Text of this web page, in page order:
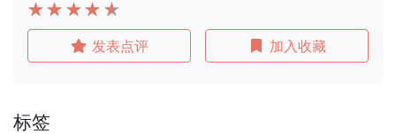
发表点评 加入收藏
标签